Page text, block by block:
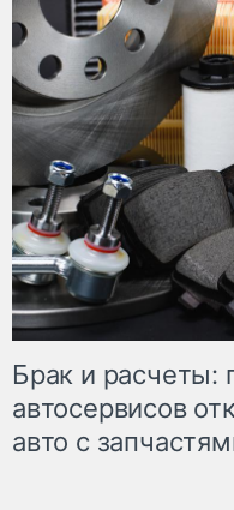
Брак и расчеты:
автосервисов
авто с